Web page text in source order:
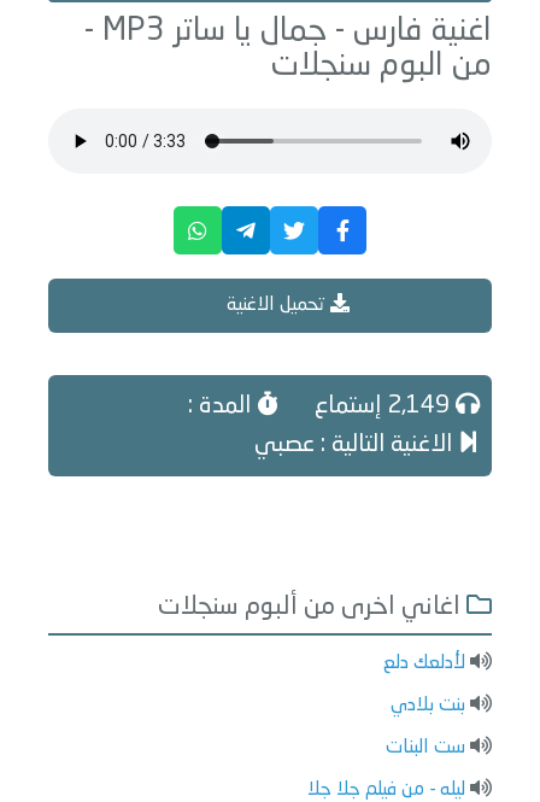
اغنية فارس - جمال يا ساتر
MP3 -
من البوم سنجلات
تحميل الاغنية
المدة :
الاغنية التالية : عصبي
اغاني اخرى من ألبوم سنجلات
لأدلعك دلع
بنت بلادي
ست البنات
ليله - من فيلم جلا جلا